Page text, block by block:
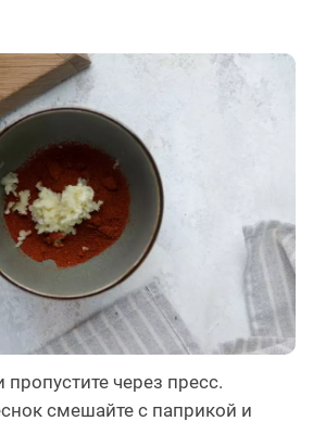
пропустите через пресс.
смешайте с паприкой и